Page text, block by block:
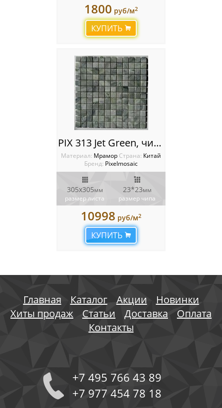
1800 руб/м2
КУПИТЬ
PIX 313 Jet Green, чип 23x23 мм, сетка 305х305х4 мм, Матовая
Материал: Мрамор Cтрана: Китай
Бренд: Pixelmosaic
305x305мм
размер листа
23*23мм
размер чипа
10998 руб/м2
КУПИТЬ
Главная Каталог Акции
Новинки
Хиты продаж
Статьи Доставка
Оплата
Контакты
+7 495 766 43 89
+7 977 454 78 18